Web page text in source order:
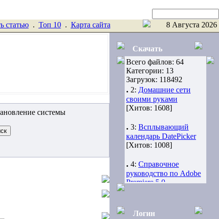
статью. Toп 10. Карта сайта 8 Августа 2026
системы
Скачать
Всего файлов: 64
Категории: 13
Загрузок: 118492
Новые
.1:D-Navigator
[Хитов: 725]
.2:Домашние сети
своими руками
[Хитов: 1608]
календарь DatePicker
[Хитов: 1008]
руководство по Adobe
Premiere 5.0
[Хитов: 1003]
руководство
Логин